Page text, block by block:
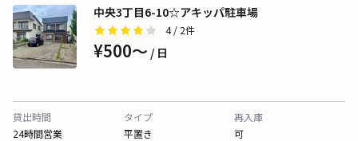
中央3丁目6-10☆アキッパ駐車場
4/ 2件
¥500〜 / 日
貸出時間
24時間営業
タイプ
平置き
再入庫
可